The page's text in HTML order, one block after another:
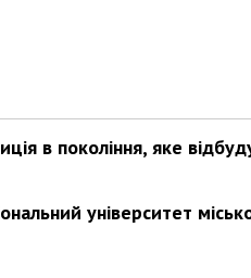
в покоління, яке
університет